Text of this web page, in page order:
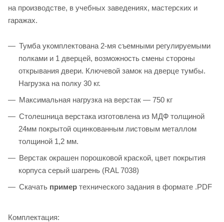
на производстве, в учебных заведениях, мастерских и
гаражах.
Тумба укомплектована 2-мя съемными регулируемыми
полками и 1 дверцей, возможность смены стороны
открывания двери. Ключевой замок на дверце тумбы.
Нагрузка на полку 30 кг.
Максимальная нагрузка на верстак — 750 кг
Столешница верстака изготовлена из МДФ толщиной
24мм покрытой оцинкованным листовым металлом
толщиной 1,2 мм.
Верстак окрашен порошковой краской, цвет покрытия
корпуса серый шагрень (RAL 7038)
Скачать пример технического задания в формате .PDF
Комплектация: